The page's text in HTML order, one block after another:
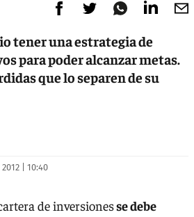
tener una estrategia de
para poder alcanzar metas.
que lo separen de su
2012 | 10:40
de inversionesse debe